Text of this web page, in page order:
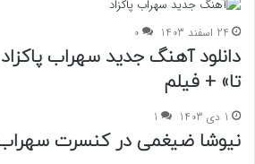
24 اسفند 1403 0
دانلود آهنگ جدید سهراب
تا» + فیلم
1 دی 1403 1
نیوشا ضیغمی در کنسرت